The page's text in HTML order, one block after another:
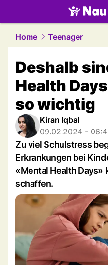
family.NAU.ch
Home Teenager
Deshalb
Health
so wichtig
Kiran Iqbal
09.02.2024 -
Zu viel Schulstress
Erkrankungen bei
«Mental Health Days»
schaffen.